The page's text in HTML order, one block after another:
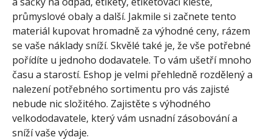
průmyslové obaly a další. Jakmile si začnete tento
materiál kupovat hromadně za výhodné ceny, rázem
se vaše náklady sníží. Skvělé také je, že vše potřebné
pořídíte u jednoho dodavatele. To vám ušetří mnoho
času a starostí. Eshop je velmi přehledně rozdělený a
nalezení potřebného sortimentu pro vás zajisté
nebude nic složitého. Zajistěte s výhodného
velkododavatele, který vám usnadní zásobování a
sníží vaše výdaje.